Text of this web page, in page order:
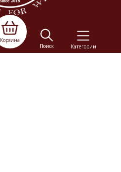
Корзина
Поиск
Категории